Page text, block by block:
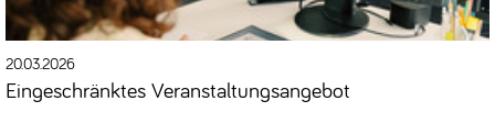
20.03.2026
Eingeschränktes Veranstaltungsangebot